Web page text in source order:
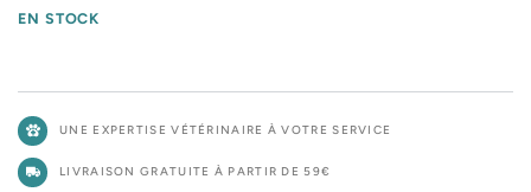
rongeur,
furet
EN STOCK
UNE EXPERTISE VÉTÉRINAIRE À VOTRE SERVICE
LIVRAISON GRATUITE À PARTIR DE 59€